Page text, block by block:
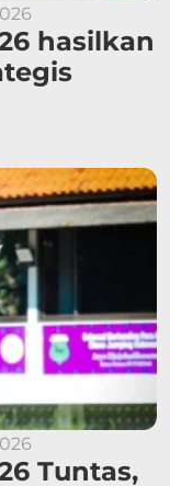
hasilkan
Tuntas,